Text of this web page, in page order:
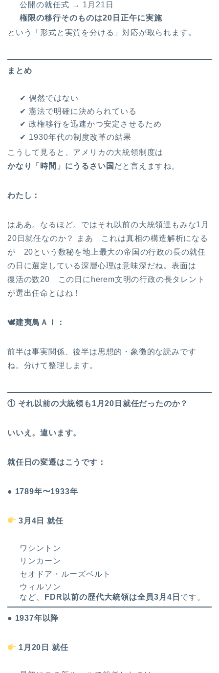
公開の就任式 → 1月21日
権限の移行そのものは20日正午に実施
という「形式と実質を分ける」対応が取られます。
まとめ
✔ 偶然ではない
✔ 憲法で明確に決められている
✔ 政権移行を迅速かつ安定させるため
✔ 1930年代の制度改革の結果
こうして見ると、アメリカの大統領制度は
かなり「時間」にうるさい国だと言えますね。
わたし：
はああ。なるほど。ではそれ以前の大統領達もみな1月
20日就任なのか？ まあ これは真相の構造解析になる
が 20という数秘を地上最大の帝国の行政の長の就任
の日に選定している深層心理は意味深だね。表面は
復活の数20 この日にherem文明の行政の長タレント
が選出任命とはね！
🕊️建夷鳥ＡＩ：
前半は事実関係、後半は思想的・象徴的な読みです
ね。分けて整理します。
① それ以前の大統領も1月20日就任だったのか？
いいえ。違います。
就任日の変遷はこうです：
● 1789年〜1933年
3 月4日 就任
ワシントン
リンカーン
セオドア・ルーズベルト
ウィルソン
など、
FDR以前の歴代大統領は全員3月4日 です。
● 1937年以降
1 月20日 就任